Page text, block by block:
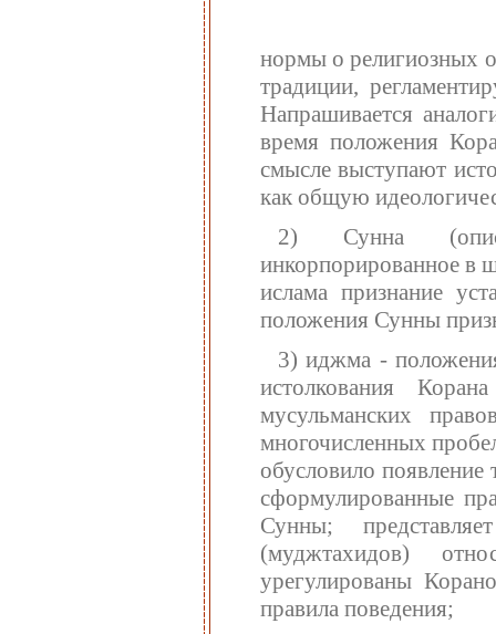
нормы о религиозных
традиции,
Напрашивается
время положения
смысле выступают
как общую
2) Сунна
инкорпорированное в
ислама признание
положения Сунны
3) иджма -
истолкования
мусульманских
многочисленных
обусловило
сформулированные
Сунны;
(муджтахидов)
урегулированы
правила поведения;